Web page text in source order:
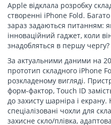
🔥 Рекомендуємо
Що відомо про iPhone Fold на
Які аксесуари знадобляться
Чохли та захист для
Як підготуватися до виходу
Схожі статті
Apple відклала розробку
створенні iPhone Fold.
зараз задаються питанням:
інноваційний гаджет, коли
знадобляться в першу чергу?
За актуальними даними на
прототип складного iPhone
розкладеному вигляді.
форм-фактор, Touch ID
до захисту шарніра і
спеціалізовані чохли для
захисне скло/плівка,